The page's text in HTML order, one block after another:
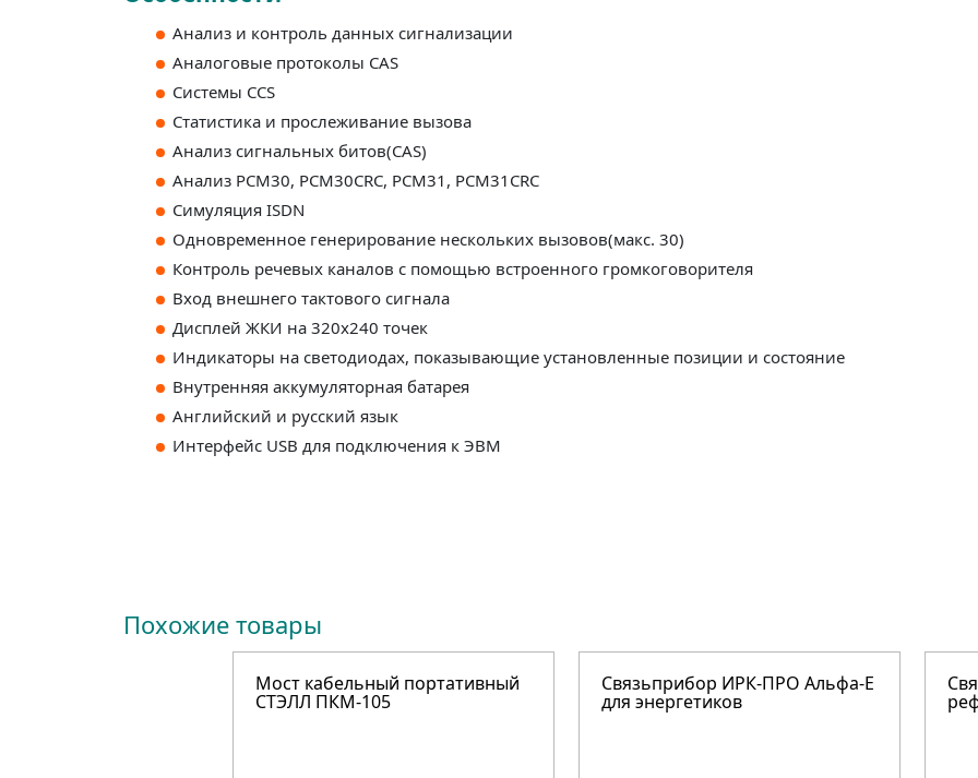
Анализ и контроль данных сигнализации
Аналоговые протоколы CAS
Системы CCS
Статистика и прослеживание вызова
Анализ сигнальных битов(CAS)
Анализ PCM30, PCM30CRC, PCM31, PCM31CRC
Симуляция ISDN
Одновременное генерирование нескольких вызовов(макс. 30)
Контроль речевых каналов с помощью встроенного громкоговорителя
Вход внешнего тактового сигнала
Дисплей ЖКИ на 320х240 точек
Индикаторы на светодиодах, показывающие установленные позиции и состояние
Внутренняя аккумуляторная батарея
Английский и русский язык
Интерфейс USB для подключения к ЭВМ
Похожие товары
Мост кабельный портативный
СТЭЛЛ ПКМ-105
Связьприбор ИРК-ПРО Альфа-Е
для энергетиков